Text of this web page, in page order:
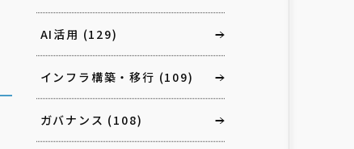
AI活用 (129)
インフラ構築・移行 (109)
ガバナンス (108)